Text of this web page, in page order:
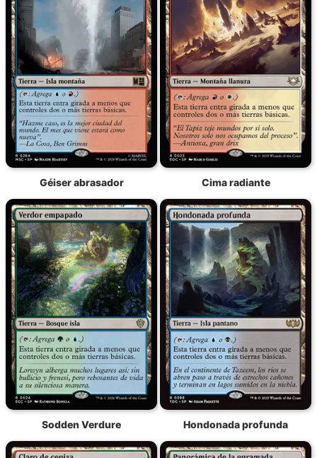
Géiser abrasador Cima radiante
Sodden Verdure Hondonada profunda